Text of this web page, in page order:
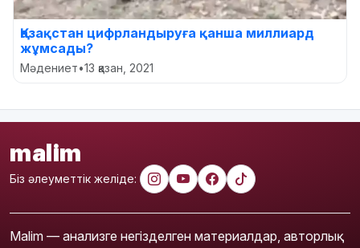
Қазақстан цифрландыруға қанша миллиард
жұмсады?
Мәдениет•13 қазан, 2021
malim
Біз әлеуметтік желіде:
Malim — анализге негізделген материалдар, авторлық